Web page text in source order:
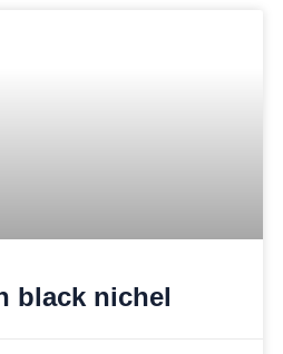
black nichel